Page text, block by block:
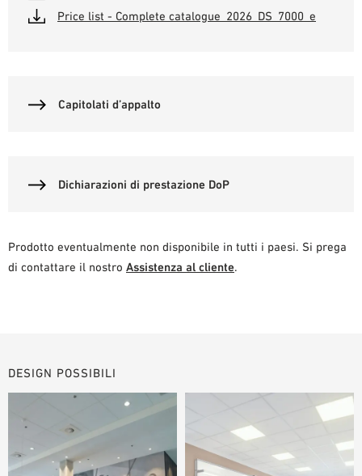
Price list - Complete catalogue_2026_DS_7000_e
Capitolati d’appalto
Dichiarazioni di prestazione DoP
Prodotto eventualmente non disponibile in tutti i paesi. Si prega
di contattare il nostro Assistenza al cliente.
DESIGN POSSIBILI